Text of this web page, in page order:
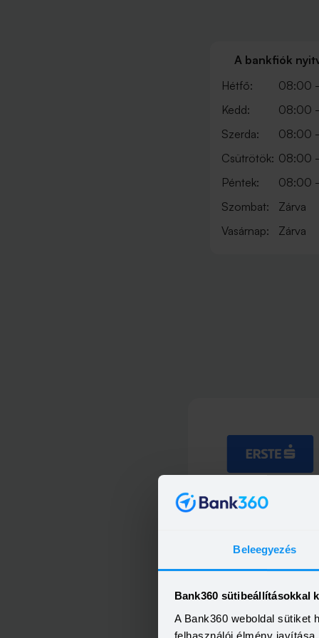
Beleegyezés
Bank360 sütibeállításokkal
A Bank360 weboldal sütiket
felhasználói élmény
A bankfiók
Hétfő:
08:00
Kedd:
08:00
Szerda:
08:00
Csütrötök: 08:00
Péntek:
08:00
Szombat:
Zárva
Vasárnap:
Zárva